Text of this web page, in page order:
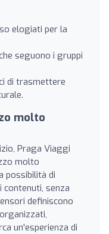
elogiati per la
seguono i gruppi
di trasmettere
molto
Praga Viaggi
molto
possibilità di
contenuti, senza
definiscono
un'esperienza di